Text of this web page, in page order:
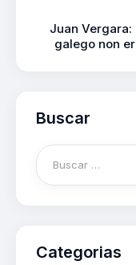
Juan
galego non
Buscar
Categorias